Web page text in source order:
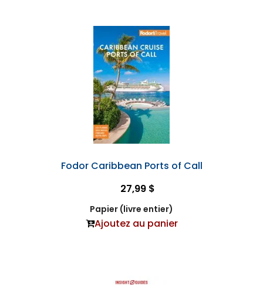
Fodor Caribbean Ports of Call
27,99 $
Papier (livre entier)
Ajoutez au panier